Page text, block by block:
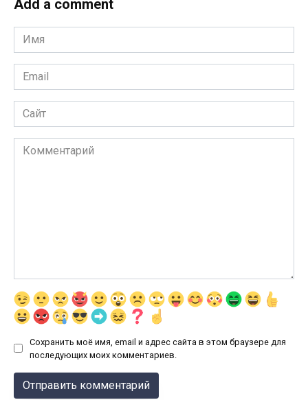
Add a comment
Имя
*
Email
*
Сайт
Комментарий
Сохранить моё имя, email и адрес сайта в этом браузере для
последующих моих комментариев.